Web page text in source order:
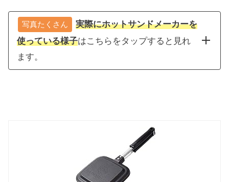
写真たくさん
実際にホットサンドメーカーを
使っている様子はこちらをタップすると見れ
ます。